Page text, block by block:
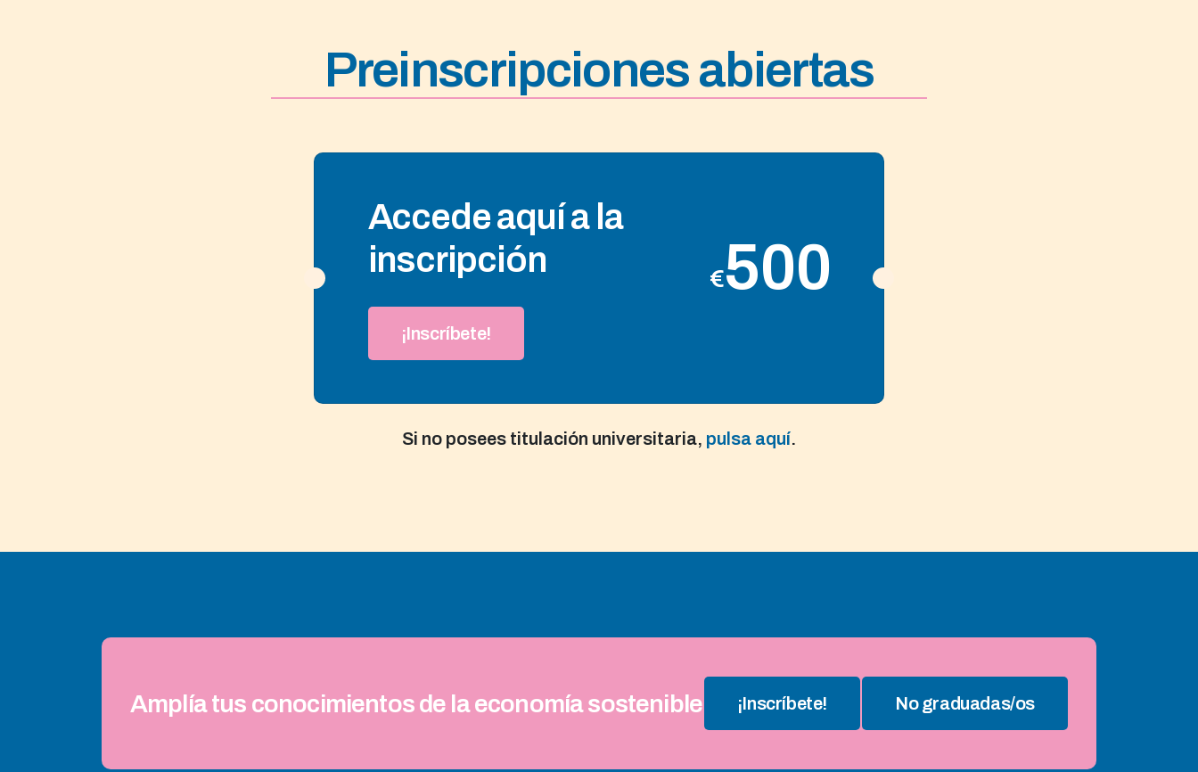
Preinscripciones abiertas
Accede aquí a la
inscripción
¡Inscríbete!
€500
Si no posees titulación universitaria, pulsa aquí.
Amplía tus conocimientos de la economía sostenible ¡Inscríbete! No graduadas/os